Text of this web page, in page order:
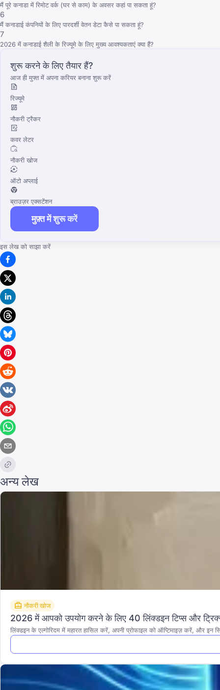
मैं पूरे कनाडा में रिमोट वर्क (घर से काम) के अवसर कहां पा सकता हूं?
6
मैं कनाडाई कंपनियों के लिए पारदर्शी वेतन डेटा कैसे पा सकता हूं?
7
2026 में कनाडाई शैली के रिज्यूमे के लिए मुख्य आवश्यकताएं क्या हैं?
शुरू करने के लिए तैयार हैं?
आज ही मुफ्त में अपना करियर बनाना शुरू करें
रिज्यूमे
नौकरी ट्रैकर
कवर लेटर
नौकरी खोज
ऑटो अप्लाई
ब्राउज़र एक्सटेंशन
मुफ़्त में शुरू करें
इस लेख को साझा करें
अन्य लेख
नौकरी खोज
2026 में आपको उपयोग करने के लिए 40 लिंक्डइन टिप्स और
लिंक्डइन के एल्गोरिदम में महारत हासिल करें, अपनी प्रोफाइल को ऑप्टिमाइज़ करें, और इन